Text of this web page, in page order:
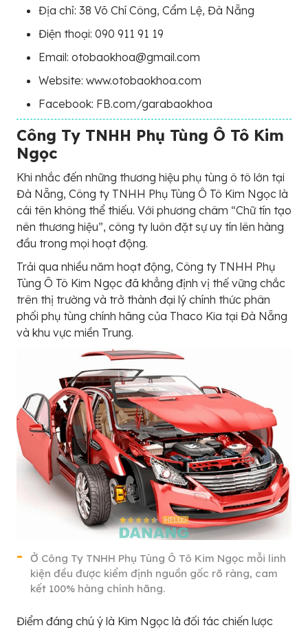
Địa chỉ: 38 Võ Chí Công, Cẩm Lệ, Đà Nẵng
Điện thoại: 090 911 91 19
Email: otobaokhoa@gmail.com
Website: www.otobaokhoa.com
Facebook: FB.com/garabaokhoa
Công Ty TNHH Phụ Tùng Ô Tô Kim
Ngọc
Khi nhắc đến những thương hiệu phụ tùng ô tô lớn tại
Đà Nẵng, Công ty TNHH Phụ Tùng Ô Tô Kim Ngọc là
cái tên không thể thiếu. Với phương châm “Chữ tín tạo
nên thương hiệu”, công ty luôn đặt sự uy tín lên hàng
đầu trong mọi hoạt động.
Trải qua nhiều năm hoạt động, Công ty TNHH Phụ
Tùng Ô Tô Kim Ngọc đã khẳng định vị thế vững chắc
trên thị trường và trở thành đại lý chính thức phân
phối phụ tùng chính hãng của Thaco Kia tại Đà Nẵng
và khu vực miền Trung.
Ở Công Ty TNHH Phụ Tùng Ô Tô Kim Ngọc mỗi linh
kiện đều được kiểm định nguồn gốc rõ ràng, cam
kết 100% hàng chính hãng.
Điểm đáng chú ý là Kim Ngọc là đối tác chiến lược